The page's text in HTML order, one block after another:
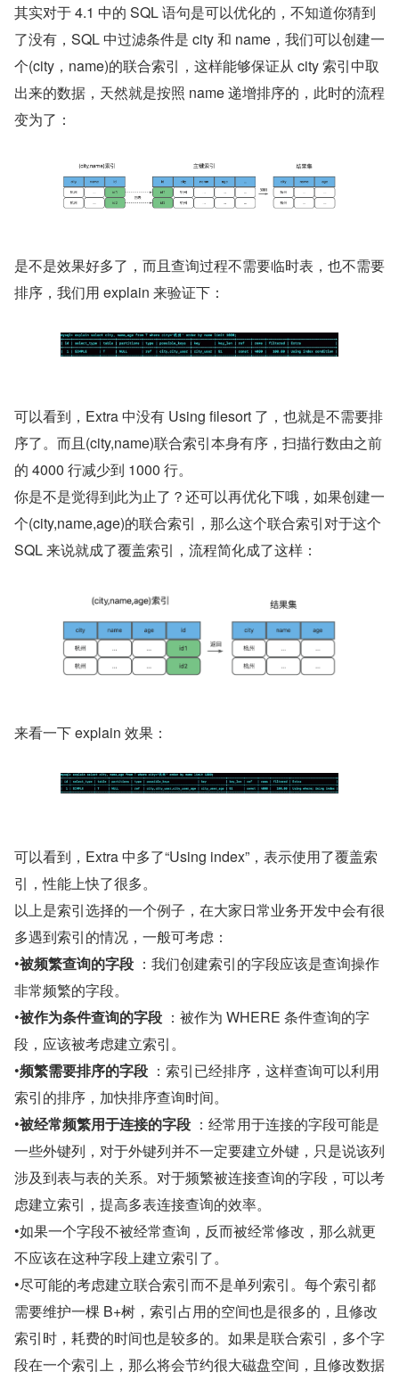
其实对于 4.1 中的 SQL 语句是可以优化的，不知道你猜到
了没有，SQL 中过滤条件是 city 和 name，我们可以创建一
个(city，name)的联合索引，这样能够保证从 city 索引中取
出来的数据，天然就是按照 name 递增排序的，此时的流程
变为了：
是不是效果好多了，而且查询过程不需要临时表，也不需要
排序，我们用 explain 来验证下：
可以看到，Extra 中没有 Using filesort 了，也就是不需要排
序了。而且(city,name)联合索引本身有序，扫描行数由之前
的 4000 行减少到 1000 行。
你是不是觉得到此为止了？还可以再优化下哦，如果创建一
个(city,name,age)的联合索引，那么这个联合索引对于这个
SQL 来说就成了覆盖索引，流程简化成了这样：
来看一下 explain 效果：
可以看到，Extra 中多了“Using index”，表示使用了覆盖索
引，性能上快了很多。
以上是索引选择的一个例子，在大家日常业务开发中会有很
多遇到索引的情况，一般可考虑：
•被频繁查询的字段 ：我们创建索引的字段应该是查询操作
非常频繁的字段。
•被作为条件查询的字段 ：被作为 WHERE 条件查询的字
段，应该被考虑建立索引。
•频繁需要排序的字段 ：索引已经排序，这样查询可以利用
索引的排序，加快排序查询时间。
•被经常频繁用于连接的字段 ：经常用于连接的字段可能是
一些外键列，对于外键列并不一定要建立外键，只是说该列
涉及到表与表的关系。对于频繁被连接查询的字段，可以考
虑建立索引，提高多表连接查询的效率。
•如果一个字段不被经常查询，反而被经常修改，那么就更
不应该在这种字段上建立索引了。
•尽可能的考虑建立联合索引而不是单列索引。每个索引都
需要维护一棵 B+树，索引占用的空间也是很多的，且修改
索引时，耗费的时间也是较多的。如果是联合索引，多个字
段在一个索引上，那么将会节约很大磁盘空间，且修改数据